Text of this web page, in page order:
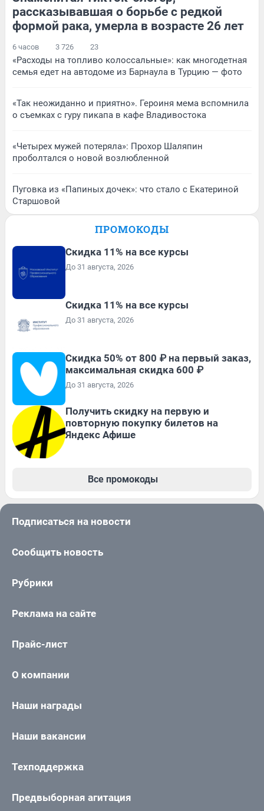
рассказывавшая о борьбе с редкой
формой рака, умерла в возрасте 26 лет
6 часов 3 726 23
«Расходы на топливо колоссальные»: как многодетная
семья едет на автодоме из Барнаула в Турцию — фото
«Так неожиданно и приятно». Героиня мема вспомнила
о съемках с гуру пикапа в кафе Владивостока
«Четырех мужей потеряла»: Прохор Шаляпин
проболтался о новой возлюбленной
Пуговка из «Папиных дочек»: что стало с Екатериной
Старшовой
ПРОМОКОДЫ
Скидка 11% на все курсы
До 31 августа, 2026
Скидка 11% на все курсы
До 31 августа, 2026
Скидка 50% от 800 ₽ на первый заказ,
максимальная скидка 600 ₽
До 31 августа, 2026
Получить скидку на первую и
повторную покупку билетов на
Яндекс Афише
Все промокоды
Подписаться на новости
Сообщить новость
Рубрики
Реклама на сайте
Прайс-лист
О компании
Наши награды
Наши вакансии
Техподдержка
Предвыборная агитация